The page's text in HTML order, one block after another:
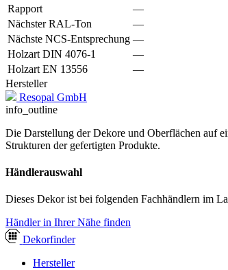
Rapport
—
Nächster RAL-Ton
—
Nächste NCS-Entsprechung —
Holzart DIN 4076-1
—
Holzart EN 13556
—
Hersteller
Resopal GmbH
info_outline
Die Darstellung der Dekore und Oberflächen auf
Strukturen der gefertigten Produkte.
Händlerauswahl
Dieses Dekor ist bei folgenden Fachhändlern im
Händler in Ihrer Nähe finden
Dekorfinder
Hersteller